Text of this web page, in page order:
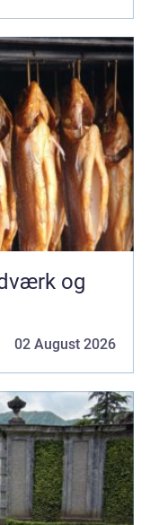
og
02 August 2026